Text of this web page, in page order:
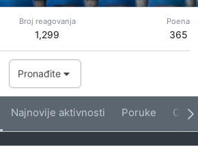
Broj reagovanja
1,299
Poena
365
Pronađite
Najnovije aktivnosti Poruke O